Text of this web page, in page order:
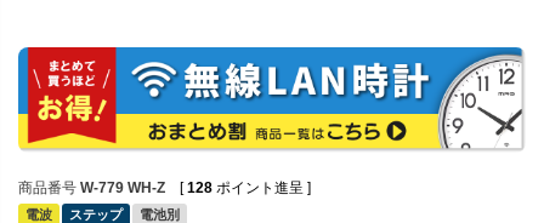
商品番号 W-779 WH-Z [ 128 ポイント進呈 ]
電波 ステップ 電池別